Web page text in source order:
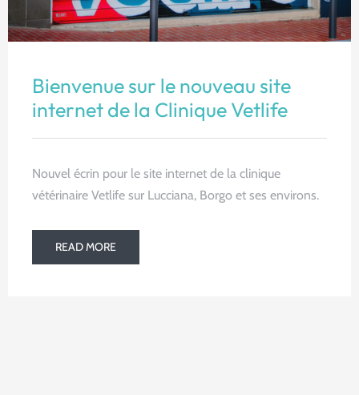
Bienvenue sur le nouveau site
internet de la Clinique Vetlife
Nouvel écrin pour le site internet de la clinique
vétérinaire Vetlife sur Lucciana, Borgo et ses environs.
READ MORE